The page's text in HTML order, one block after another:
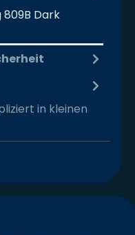
809B Dark
in kleinen